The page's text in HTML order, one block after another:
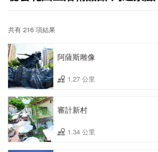
共有 216 項結果
阿薩斯雕像
1.27 公里
審計新村
1.34 公里